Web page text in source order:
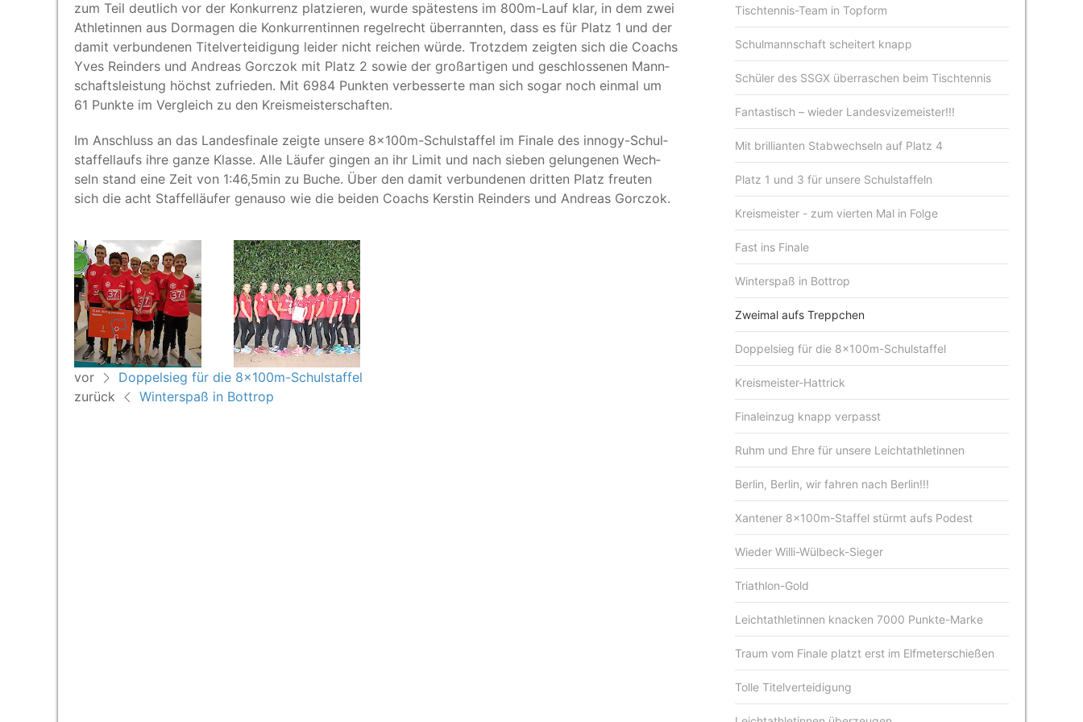
zum Teil deut­lich vor der Kon­kur­renz plat­zie­ren, wur­de spä­tes­tens im 800m-Lauf klar, in dem zwei
Ath­le­tin­nen aus Dor­ma­gen die Kon­kur­ren­tin­nen regel­recht über­rann­ten, dass es für Platz 1 und der
damit ver­bun­de­nen Titel­ver­tei­di­gung lei­der nicht rei­chen wür­de. Trotz­dem zeig­ten sich die Coachs
Yves Reinders und Andre­as Gor­c­zok mit Platz 2 sowie der groß­ar­ti­gen und geschlos­se­nen Mann­
schafts­leis­tung höchst zufrie­den. Mit 6984 Punk­ten ver­bes­ser­te man sich sogar noch ein­mal um
61 Punk­te im Ver­gleich zu den Kreismeisterschaften.
Im Anschluss an das Lan­des­fi­na­le zeig­te unse­re 8x100m-Schul­staf­fel im Fina­le des inno­gy-Schul­
staf­fel­laufs ihre gan­ze Klas­se. Alle Läu­fer gin­gen an ihr Limit und nach sie­ben gelun­ge­nen Wech­
seln stand eine Zeit von 1:46,5min zu Buche. Über den damit ver­bun­de­nen drit­ten Platz freu­ten
sich die acht Staf­fel­läu­fer genau­so wie die bei­den Coachs Kers­tin Reinders und Andre­as Gorczok.
vor
Doppelsieg für die 8x100m-Schulstaffel
zurück
Winterspaß in Bottrop
Tischtennis-Team in Topform
Schulmannschaft scheitert knapp
Schüler des SSGX überraschen beim Tischtennis
Fantastisch – wieder Landesvizemeister!!!
Mit brillianten Stabwechseln auf Platz 4
Platz 1 und 3 für unsere Schulstaffeln
Kreismeister - zum vierten Mal in Folge
Fast ins Finale
Winterspaß in Bottrop
Zweimal aufs Treppchen
Doppelsieg für die 8x100m-Schulstaffel
Kreismeister-Hattrick
Finaleinzug knapp verpasst
Ruhm und Ehre für unsere Leichtathletinnen
Berlin, Berlin, wir fahren nach Berlin!!!
Xantener 8x100m-Staffel stürmt aufs Podest
Wieder Willi-Wülbeck-Sieger
Triathlon-Gold
Leichtathletinnen knacken 7000 Punkte-Marke
Traum vom Finale platzt erst im Elfmeterschießen
Tolle Titelverteidigung